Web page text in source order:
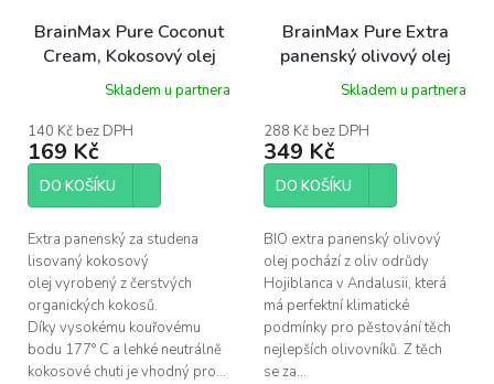
BrainMax Pure Coconut
Cream, Kokosový olej
BIO, 500 g
Skladem u partnera
140 Kč bez DPH
169 Kč
DO KOŠÍKU
Extra panenský za studena
lisovaný kokosový
olej vyrobený z čerstvých
organických kokosů.
Díky vysokému kouřovému
bodu 177° C a lehké neutrálně
kokosové chuti je vhodný pro...
BrainMax Pure Extra
panenský olivový olej
Hojiblanca BIO, 500 ml
Skladem u partnera
288 Kč bez DPH
349 Kč
DO KOŠÍKU
BIO extra panenský olivový
olej pochází z oliv odrůdy
Hojiblanca v Andalusii, která
má perfektní klimatické
podmínky pro pěstování těch
nejlepších olivovníků. Z těch
se za...